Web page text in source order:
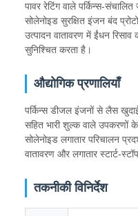
पावर रेटिंग वाले पर्किन्स-
सोलेनोइड सुरक्षित इंजन बंद
उत्पादन वातावरण में ईंधन रिसाव
सुनिश्चित करता है।
औद्योगिक प्रणालियाँ
पर्किन्स डीजल इंजनों से लैस खुदाई
सहित भारी शुल्क वाले उपकरणों के
सोलेनोइड लगातार परिचालन
वातावरण और लगातार स्टार्ट-
तकनीकी विनिर्देश